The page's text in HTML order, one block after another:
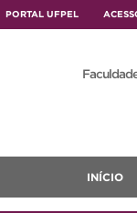
PORTAL UFPEL
INÍCIO